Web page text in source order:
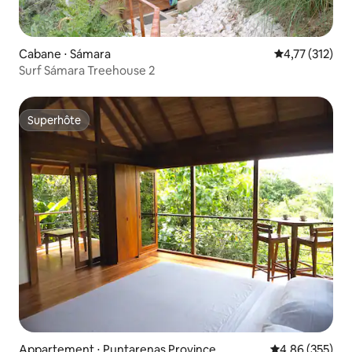
Cabane ⋅ Sámara Évaluation
4,77 (312)
Surf Sámara Treehouse 2
Superhôte
Superhôte